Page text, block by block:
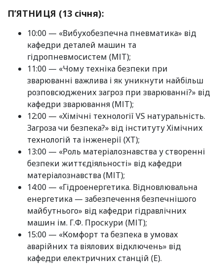
П’ЯТНИЦЯ (13 січня):
10:00 — «Вибухобезпечна пневматика» від
кафедри деталей машин та
гідропневмосистем (МІТ);
11:00 — «Чому техніка безпеки при
зварюванні важлива і як уникнути найбільш
розповсюджених загроз при зварюванні?» від
кафедри зварювання (МІТ);
12:00 — «Хімічні технології VS натуральність.
Загроза чи безпека?» від інституту Хімічних
технологій та інженерії (ХТ);
13:00 — «Роль матеріалознавства у створенні
безпеки життєдіяльності» від кафедри
матеріалознавства (МІТ);
14:00 — «Гідроенергетика. Відновлювальна
енергетика — забезпечення безпечнішого
майбутнього» від кафедри гідравлічних
машин ім. Г.Ф. Проскури (МІТ);
15:00 — «Комфорт та безпека в умовах
аварійних та віялових відключень» від
кафедри електричних станцій (Е).